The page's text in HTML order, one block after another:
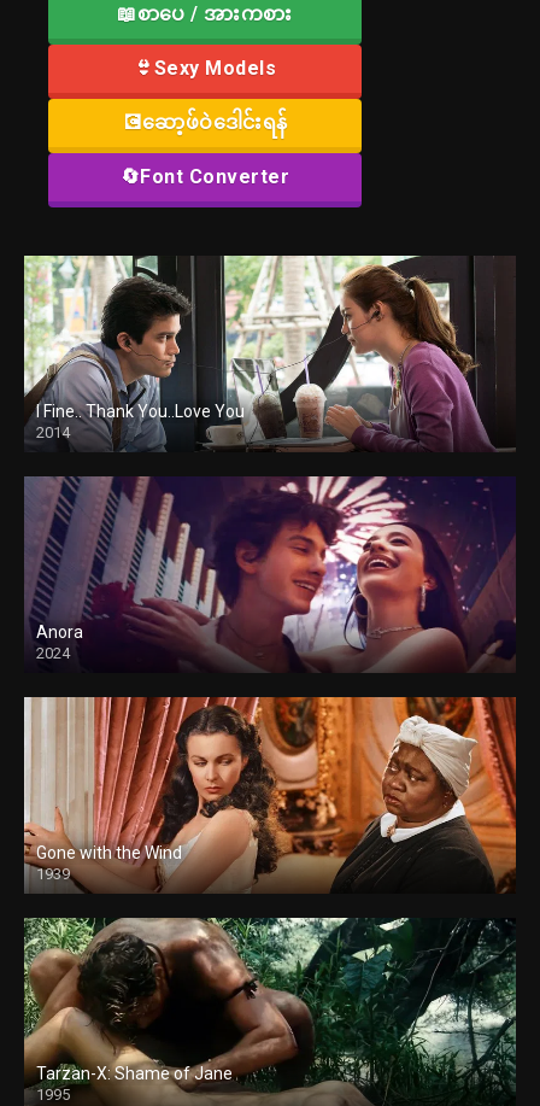
📖စာပေ / အားကစား
👙Sexy Models
💽ဆော့ဖ်ဝဲဒေါင်းရန်
🔄Font Converter
I Fine.. Thank You..Love You
2014
Anora
2024
Gone with the Wind
1939
Tarzan-X: Shame of Jane
1995